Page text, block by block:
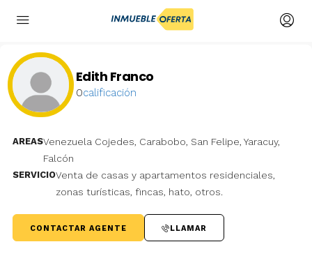
Edith Franco
0calificación
AREASVenezuela Cojedes, Carabobo, San Felipe, Yaracuy,
Falcón
SERVICIOVenta de casas y apartamentos residenciales,
zonas turísticas, fincas, hato, otros.
CONTACTAR AGENTE LLAMAR